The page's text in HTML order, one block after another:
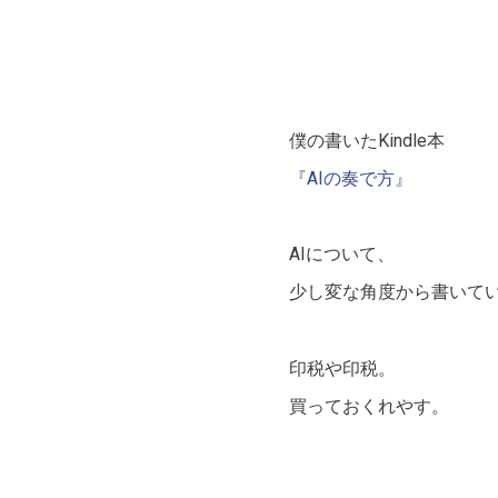
僕の書いたKindle本
『AIの奏で方』
AIについて、
少し変な角度から書いて
印税や印税。
買っておくれやす。